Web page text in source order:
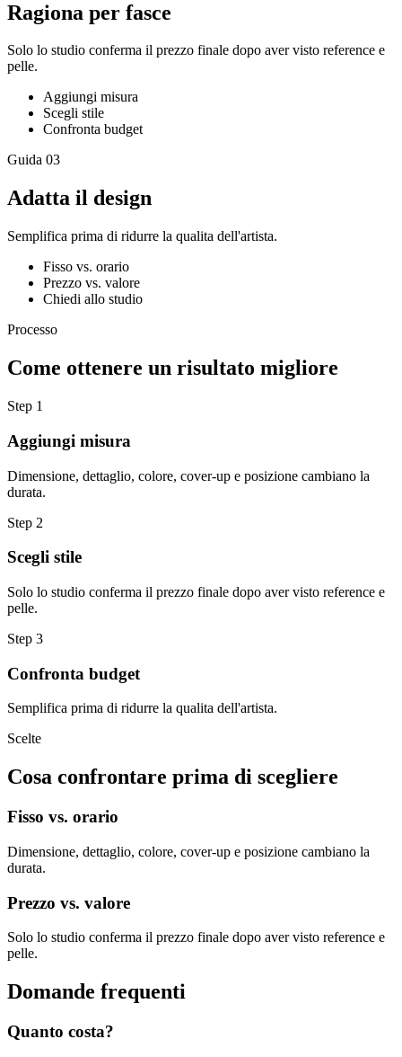
Ragiona per fasce
Solo lo studio conferma il prezzo finale dopo aver visto reference e
pelle.
Aggiungi misura
Scegli stile
Confronta budget
Guida 03
Adatta il design
Semplifica prima di ridurre la qualita dell'artista.
Fisso vs. orario
Prezzo vs. valore
Chiedi allo studio
Processo
Come ottenere un risultato migliore
Step 1
Aggiungi misura
Dimensione, dettaglio, colore, cover-up e posizione cambiano la
durata.
Step 2
Scegli stile
Solo lo studio conferma il prezzo finale dopo aver visto reference e
pelle.
Step 3
Confronta budget
Semplifica prima di ridurre la qualita dell'artista.
Scelte
Cosa confrontare prima di scegliere
Fisso vs. orario
Dimensione, dettaglio, colore, cover-up e posizione cambiano la
durata.
Prezzo vs. valore
Solo lo studio conferma il prezzo finale dopo aver visto reference e
pelle.
Domande frequenti
Quanto costa?